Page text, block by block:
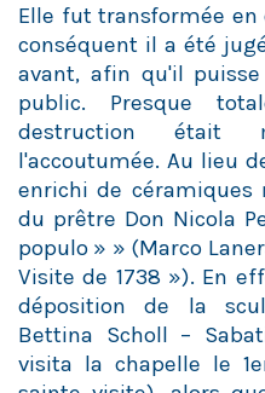
Elle fut transformée en
conséquent il a été
avant, afin qu'il
public. Presque
destruction était
l'accoutumée. Au lieu
enrichi de céramiques
du prêtre Don Nicola
populo » » (Marco
Visite de 1738 »). En
déposition de la
Bettina Scholl –
visita la chapelle le